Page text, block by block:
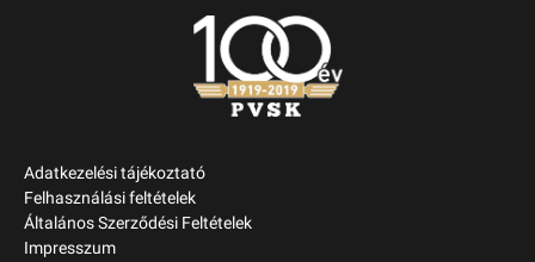
Adatkezelési tájékoztató
Felhasználási feltételek
Általános Szerződési Feltételek
Impresszum